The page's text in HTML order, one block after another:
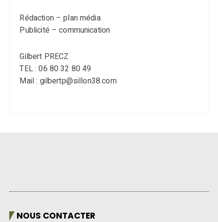
Rédaction – plan média
Publicité – communication
Gilbert PRECZ
TEL : 06 80 32 80 49
Mail : gilbertp@sillon38.com
NOUS CONTACTER